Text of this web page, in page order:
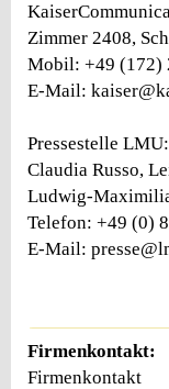
Zimmer 2408,
Mobil: +49 (172)
E-Mail:
Pressestelle LMU:
Claudia Russo,
Ludwig-
Telefon: +49 (0)
E-Mail:
Firmenkontakt:
Firmenkontakt